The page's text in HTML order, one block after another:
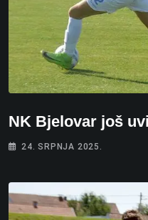
NK Bjelovar još
24. SRPNJA 2025.